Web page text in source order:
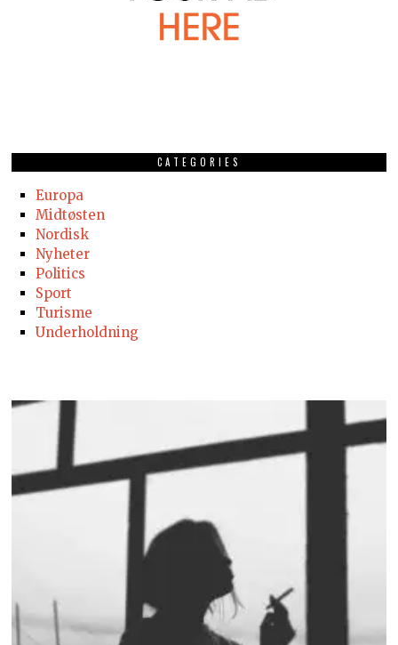
CATEGORIES
Europa
Midtøsten
Nordisk
Nyheter
Politics
Sport
Turisme
Underholdning